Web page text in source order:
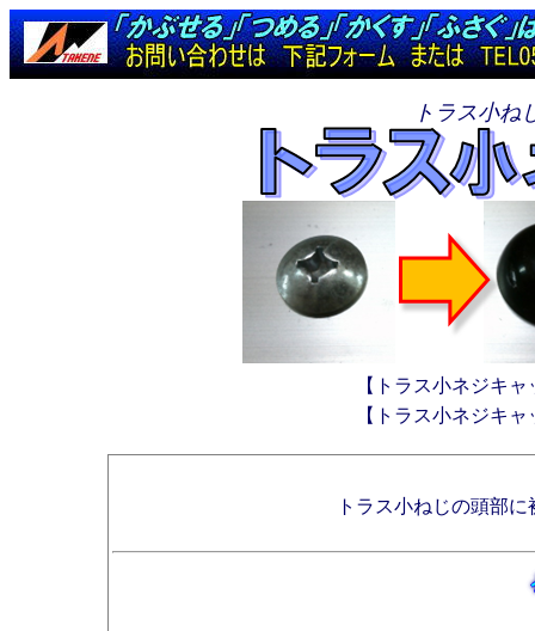
トラス小ね
【トラス小ネジキ
【トラス小ネジキ
トラス小ねじの頭部